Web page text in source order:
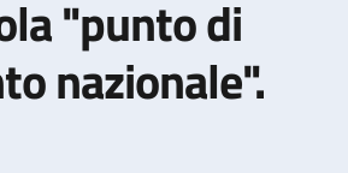
"punto di
nazionale".